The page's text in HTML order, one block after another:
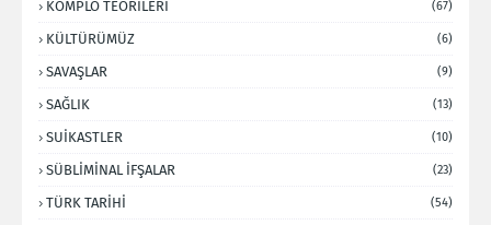
KOMPLO TEORİLERİ (67)
KÜLTÜRÜMÜZ (6)
SAVAŞLAR (9)
SAĞLIK (13)
SUİKASTLER (10)
SÜBLİMİNAL İFŞALAR (23)
TÜRK TARİHİ (54)